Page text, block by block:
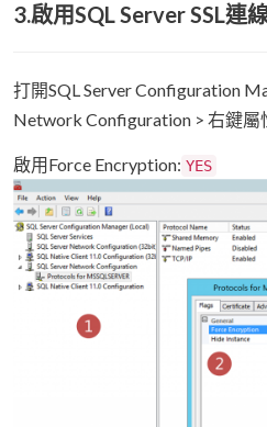
3.啟用SQL Server SSL連
打開SQL Server Configuration
Network Configuration > 右鍵屬
啟用Force Encryption: YES